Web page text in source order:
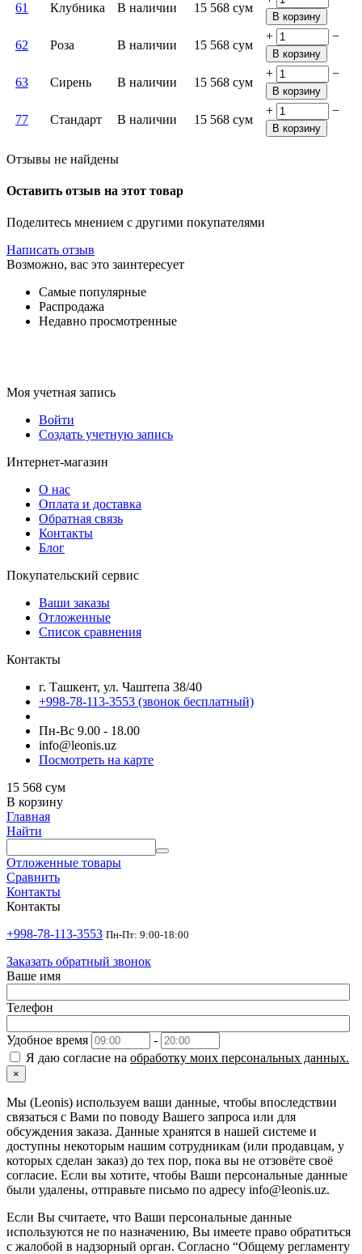
61 Клубника В наличии 15 568 сум
В корзину
62 Роза В наличии 15 568 сум
+ −
В корзину
63 Сирень В наличии 15 568 сум
+ −
В корзину
77 Стандарт В наличии 15 568 сум
+ −
В корзину
Отзывы не найдены
Оставить отзыв на этот товар
Поделитесь мнением с другими покупателями
Написать отзыв
Возможно, вас это заинтересует
Самые популярные
Распродажа
Недавно просмотренные
Моя учетная запись
Войти
Создать учетную запись
Интернет-магазин
О нас
Оплата и доставка
Обратная связь
Контакты
Блог
Покупательский сервис
Ваши заказы
Отложенные
Список сравнения
Контакты
г. Ташкент, ул. Чаштепа 38/40
+998-78-113-3553 (звонок бесплатный)
Пн-Вс 9.00 - 18.00
info@leonis.uz
Посмотреть на карте
15 568 сум
В корзину
Главная
Найти
Отложенные товары
Сравнить
Контакты
Контакты
+998-78-113-3553 Пн-Пт: 9:00-18:00
Заказать обратный звонок
Ваше имя
Телефон
Удобное время
-
Я даю согласие на обработку моих персональных данных.
×
Мы (Leonis) используем ваши данные, чтобы впоследствии
связаться с Вами по поводу Вашего запроса или для
обсуждения заказа. Данные хранятся в нашей системе и
доступны некоторым нашим сотрудникам (или продавцам, у
которых сделан заказ) до тех пор, пока вы не отзовёте своё
согласие. Если вы хотите, чтобы Ваши персональные данные
были удалены, отправьте письмо по адресу info@leonis.uz.
Если Вы считаете, что Ваши персональные данные
используются не по назначению, Вы имеете право обратиться
с жалобой в надзорный орган. Согласно “Общему регламенту